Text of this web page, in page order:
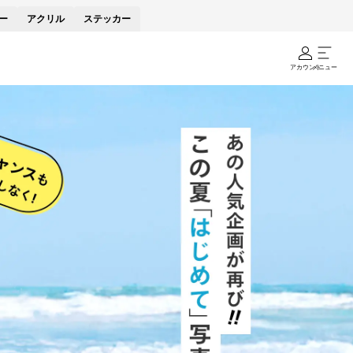
アクリル ステッカー
アカウントメニュー